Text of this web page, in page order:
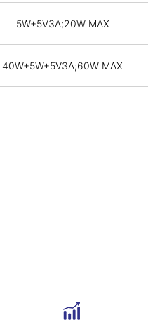
5W+5V3A;20W MAX
40W+5W+5V3A;60W MAX